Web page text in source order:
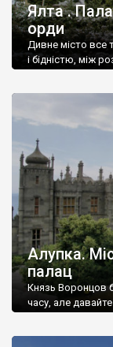
Ялта .
орди
Дивне місто все
і бідністю, між
Алупка.
палац
Князь Воронцов
часу, але